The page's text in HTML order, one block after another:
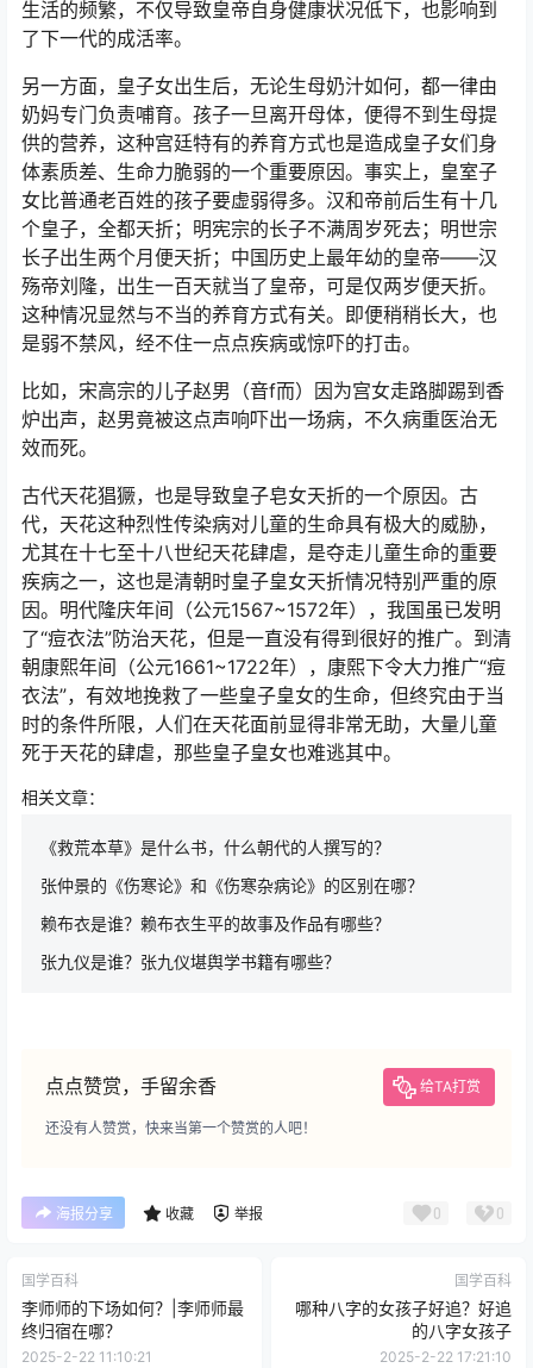
生活的频繁，不仅导致皇帝自身健康状况低下，也影响到
了下一代的成活率。
另一方面，皇子女出生后，无论生母奶汁如何，都一律由
奶妈专门负责哺育。孩子一旦离开母体，便得不到生母提
供的营养，这种宫廷特有的养育方式也是造成皇子女们身
体素质差、生命力脆弱的一个重要原因。事实上，皇室子
女比普通老百姓的孩子要虚弱得多。汉和帝前后生有十几
个皇子，全都天折；明宪宗的长子不满周岁死去；明世宗
长子出生两个月便天折；中国历史上最年幼的皇帝——汉
殇帝刘隆，出生一百天就当了皇帝，可是仅两岁便天折。
这种情况显然与不当的养育方式有关。即便稍稍长大，也
是弱不禁风，经不住一点点疾病或惊吓的打击。
比如，宋高宗的儿子赵男（音f而）因为宫女走路脚踢到香
炉出声，赵男竟被这点声响吓出一场病，不久病重医治无
效而死。
古代天花猖獗，也是导致皇子皂女天折的一个原因。古
代，天花这种烈性传染病对儿童的生命具有极大的威胁，
尤其在十七至十八世纪天花肆虐，是夺走儿童生命的重要
疾病之一，这也是清朝时皇子皇女天折情况特别严重的原
因。明代隆庆年间（公元1567~1572年），我国虽已发明
了“痘衣法”防治天花，但是一直没有得到很好的推广。到清
朝康熙年间（公元1661~1722年），康熙下令大力推广“痘
衣法”，有效地挽救了一些皇子皇女的生命，但终究由于当
时的条件所限，人们在天花面前显得非常无助，大量儿童
死于天花的肆虐，那些皇子皇女也难逃其中。
相关文章：
《救荒本草》是什么书，什么朝代的人撰写的？
张仲景的《伤寒论》和《伤寒杂病论》的区别在哪？
赖布衣是谁？赖布衣生平的故事及作品有哪些？
张九仪是谁？张九仪堪舆学书籍有哪些？
点点赞赏，手留余香 给TA打赏
还没有人赞赏，快来当第一个赞赏的人吧！
海报分享 收藏 举报 0 0
国学百科
李师师的下场如何？|李师师最
终归宿在哪？
2025-2-22 11:10:21
国学百科
哪种八字的女孩子好追？好追
的八字女孩子
2025-2-22 17:21:10